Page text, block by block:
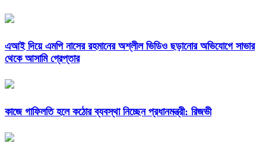
এআই দিয়ে এমপি নাসের রহমানের অশ্লীল ভিডিও ছড়ানোর অভিযোগে সাভার
থেকে আসামি গ্রেপ্তার
কাজে গাফিলতি হলে কঠোর ব্যবস্থা নিচ্ছেন প্রধানমন্ত্রী: রিজভী